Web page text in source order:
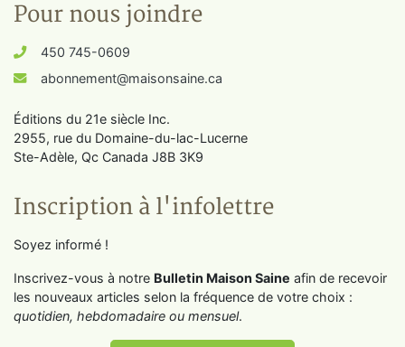
Pour nous joindre
450 745-0609
abonnement@maisonsaine.ca
Éditions du 21e siècle Inc.
2955, rue du Domaine-du-lac-Lucerne
Ste-Adèle, Qc Canada J8B 3K9
Inscription à l'infolettre
Soyez informé !
Inscrivez-vous à notre Bulletin Maison Saine afin de recevoir
les nouveaux articles selon la fréquence de votre choix :
quotidien, hebdomadaire ou mensuel.